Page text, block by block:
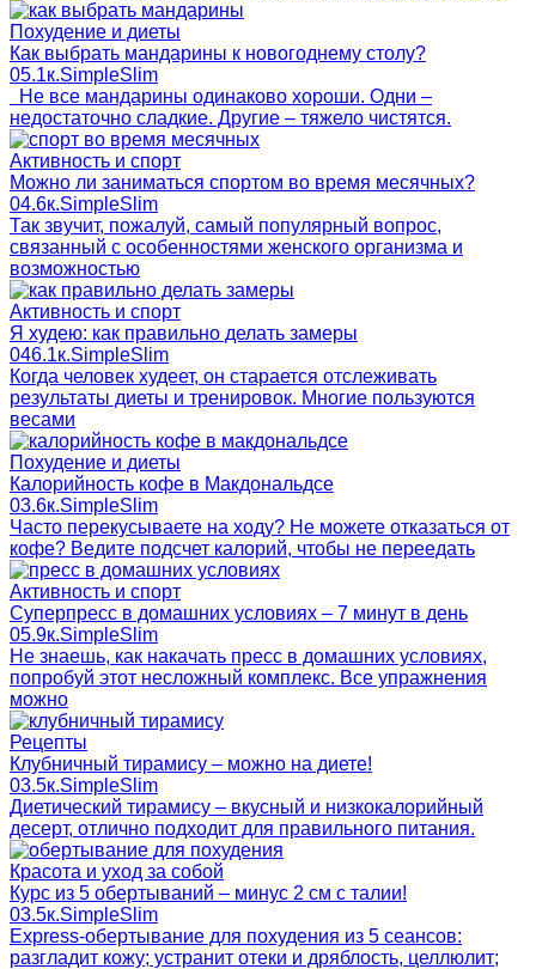
Похудение и диеты
Как выбрать мандарины к новогоднему столу?
05.1к.SimpleSlim
Не все мандарины одинаково хороши. Одни –
недостаточно сладкие. Другие – тяжело чистятся.
Активность и спорт
Можно ли заниматься спортом во время месячных?
04.6к.SimpleSlim
Так звучит, пожалуй, самый популярный вопрос,
связанный с особенностями женского организма и
возможностью
Активность и спорт
Я худею: как правильно делать замеры
046.1к.SimpleSlim
Когда человек худеет, он старается отслеживать
результаты диеты и тренировок. Многие пользуются
весами
Похудение и диеты
Калорийность кофе в Макдональдсе
03.6к.SimpleSlim
Часто перекусываете на ходу? Не можете отказаться от
кофе? Ведите подсчет калорий, чтобы не переедать
Активность и спорт
Суперпресс в домашних условиях – 7 минут в день
05.9к.SimpleSlim
Не знаешь, как накачать пресс в домашних условиях,
попробуй этот несложный комплекс. Все упражнения
можно
Рецепты
Клубничный тирамису – можно на диете!
03.5к.SimpleSlim
Диетический тирамису – вкусный и низкокалорийный
десерт, отлично подходит для правильного питания.
Красота и уход за собой
Курс из 5 обертываний – минус 2 см с талии!
03.5к.SimpleSlim
Express-обертывание для похудения из 5 сеансов:
разгладит кожу; устранит отеки и дряблость, целлюлит;